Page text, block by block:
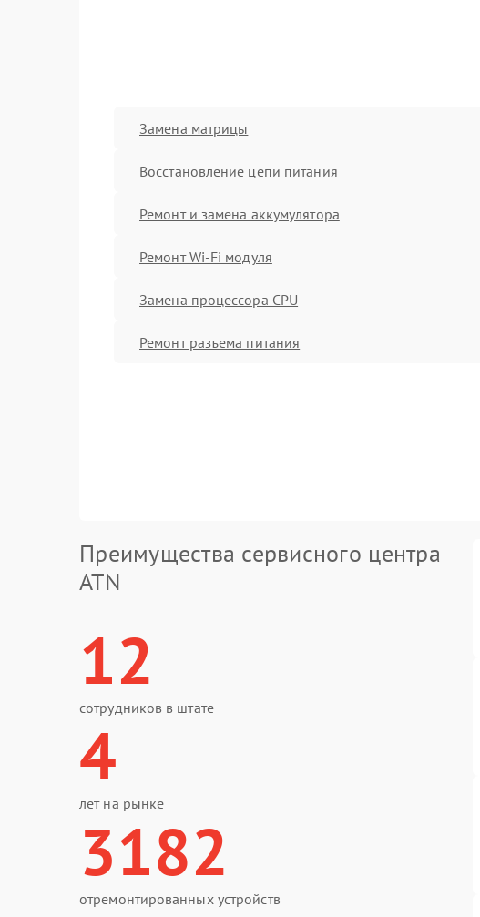
Замена матрицы
Восстановление цепи питания
Ремонт и замена аккумулятора
Ремонт Wi-Fi модуля
Замена процессора CPU
Ремонт разъема питания
Преимущества сервисного центра
ATN
12
сотрудников в штате
4
лет на рынке
3182
отремонтированных устройств